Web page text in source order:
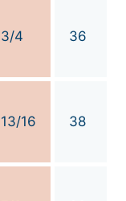
3/4 36
13/16 38